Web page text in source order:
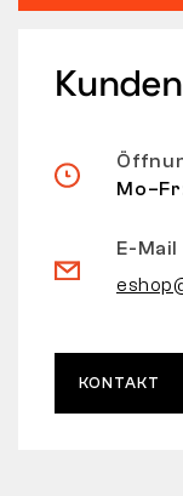
E-Mail
KONTAKT